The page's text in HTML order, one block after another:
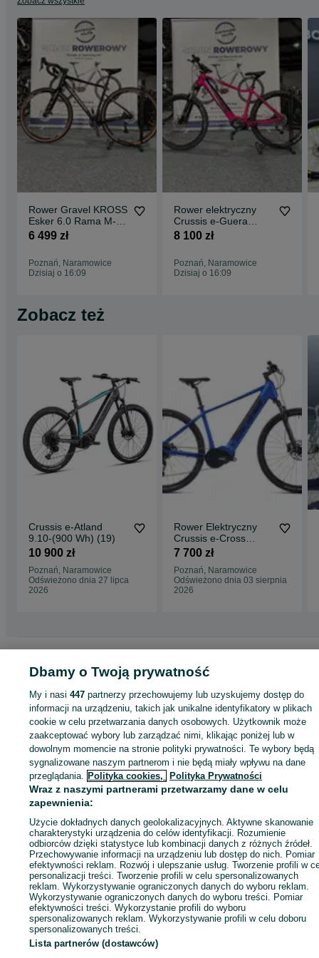
Rower Gravel KROSS
Esker 6.0 Rama M-
19" Raty 0%
6 499 zł
Poznań, Naramowice
Dzisiaj o 16:09
Rower elektryczny
Crussis e-Guera
7.10-(522 Wh) (19)
8 100 zł
Poznań, Naramowice
Dzisiaj o 16:09
Zobacz też
Crussis e-Atland
9.10-(900 Wh) (19)
10 900 zł
Poznań, Naramowice
Odświeżono dnia 27 lipca
2026
Rower Elektryczny
Crussis e-Cross
7.11(513 Wh) 18"
7 700 zł
Poznań, Naramowice
Odświeżono dnia 03 sierpnia
2026
elektryczne - Wielkopolskie
Rowery elektryczne - Poznań
- Naramowice
KATEGORIA
1020869855 Wyświetlenia:
Zadzwoń / SMS Wyślij wiadomość
Dbamy o Twoją prywatność
My i nasi447 partnerzy przechowujemy lub uzyskujemy dostęp do
informacji na urządzeniu, takich jak unikalne identyfikatory w plikach
cookie w celu przetwarzania danych osobowych. Użytkownik może
zaakceptować wybory lub zarządzać nimi, klikając poniżej lub w
dowolnym momencie na stronie polityki prywatności. Te wybory będą
sygnalizowane naszym partnerom i nie będą miały wpływu na dane
przeglądania. Polityka cookies, Polityka Prywatności
Wraz z naszymi partnerami przetwarzamy dane w celu
zapewnienia:
Użycie dokładnych danych geolokalizacyjnych. Aktywne skanowanie
charakterystyki urządzenia do celów identyfikacji. Rozumienie
odbiorców dzięki statystyce lub kombinacji danych z różnych źródeł.
Przechowywanie informacji na urządzeniu lub dostęp do nich. Pomiar
efektywności reklam. Rozwój i ulepszanie usług. Tworzenie profili w
personalizacji treści. Tworzenie profili w celu spersonalizowanych
reklam. Wykorzystywanie ograniczonych danych do wyboru reklam.
Wykorzystywanie ograniczonych danych do wyboru treści. Pomiar
efektywności treści. Wykorzystanie profili do wyboru
spersonalizowanych reklam. Wykorzystywanie profili w celu doboru
spersonalizowanych treści.
Lista partnerów (dostawców)